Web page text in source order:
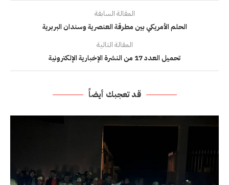
المقالة السابقة
الحلم الأمريكي بين مطرقة العنصرية وسندان البربرية
المقالة التالية
تحميل العدد 17 من النشرة الإخبارية الإلكترونية
قد تعجبك أيضاً